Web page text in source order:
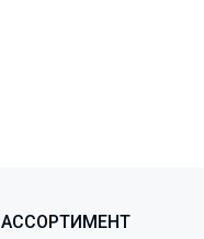
АССОРТИМЕНТ